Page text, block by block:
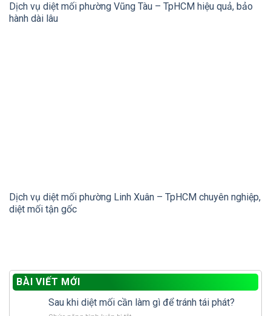
Dịch vụ diệt mối phường Vũng Tàu – TpHCM hiệu quả, bảo
hành dài lâu
Dịch vụ diệt mối phường Linh Xuân – TpHCM chuyên nghiệp,
diệt mối tận gốc
BÀI VIẾT MỚI
Sau khi diệt mối cần làm gì để tránh tái phát?